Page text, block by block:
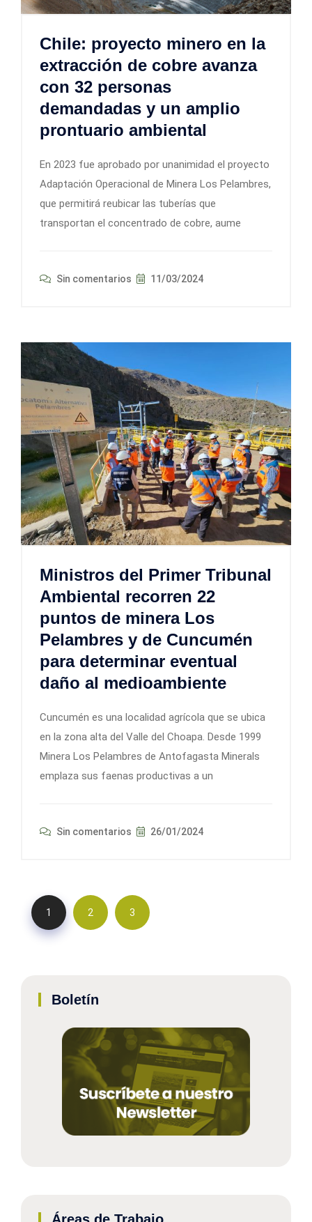
Chile: proyecto minero en la
extracción de cobre avanza
con 32 personas
demandadas y un amplio
prontuario ambiental
En 2023 fue aprobado por unanimidad el proyecto
Adaptación Operacional de Minera Los Pelambres,
que permitirá reubicar las tuberías que
transportan el concentrado de cobre, aume
Sin comentarios 11/03/2024
Ministros del Primer Tribunal
Ambiental recorren 22
puntos de minera Los
Pelambres y de Cuncumén
para determinar eventual
daño al medioambiente
Cuncumén es una localidad agrícola que se ubica
en la zona alta del Valle del Choapa. Desde 1999
Minera Los Pelambres de Antofagasta Minerals
emplaza sus faenas productivas a un
Sin comentarios 26/01/2024
1 2 3
Boletín